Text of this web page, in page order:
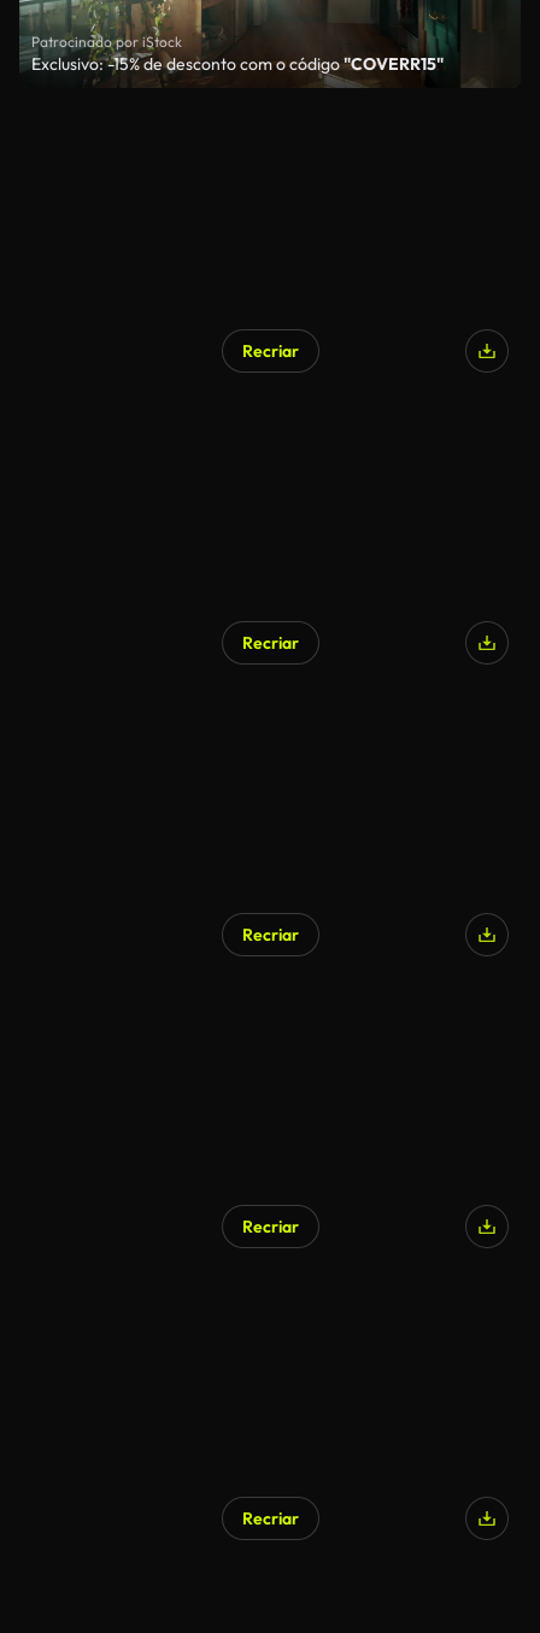
Patrocinado por iStock
Exclusivo: -15% de desconto com o código"COVERR15"
Recriar
Recriar
Recriar
Recriar
Recriar